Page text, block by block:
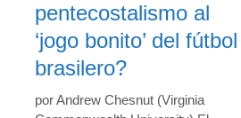
pentecostalismo al
‘jogo bonito’ del fútbol
brasilero?
por Andrew Chesnut (Virginia